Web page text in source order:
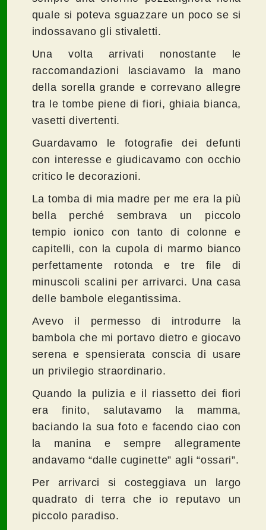
quale si poteva sguazzare un poco se si
indossavano gli stivaletti.
Una volta arrivati nonostante le
raccomandazioni lasciavamo la mano
della sorella grande e correvano allegre
tra le tombe piene di fiori, ghiaia bianca,
vasetti divertenti.
Guardavamo le fotografie dei defunti
con interesse e giudicavamo con occhio
critico le decorazioni.
La tomba di mia madre per me era la più
bella perché sembrava un piccolo
tempio ionico con tanto di colonne e
capitelli, con la cupola di marmo bianco
perfettamente rotonda e tre file di
minuscoli scalini per arrivarci. Una casa
delle bambole elegantissima.
Avevo il permesso di introdurre la
bambola che mi portavo dietro e giocavo
serena e spensierata conscia di usare
un privilegio straordinario.
Quando la pulizia e il riassetto dei fiori
era finito, salutavamo la mamma,
baciando la sua foto e facendo ciao con
la manina e sempre allegramente
andavamo “dalle cuginette” agli “ossari”.
Per arrivarci si costeggiava un largo
quadrato di terra che io reputavo un
piccolo paradiso.